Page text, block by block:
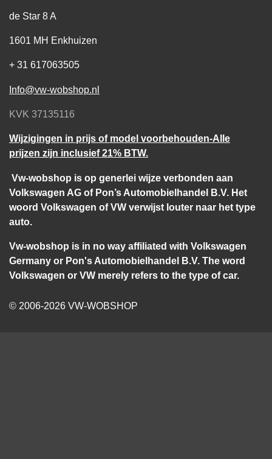
de Star 8 A
1601 MH Enkhuizen
+ 31 617063505
Info@vw-wobshop.nl
KVK 37135116
Wijzigingen in prijs of model voorbehouden-Alle
prijzen zijn inclusief 21% BTW.
Vw-wobshop is op generlei wijze verbonden aan
Volkswagen AG of Pon’s Automobielhandel B.V. Het
woord Volkswagen of VW verwijst louter naar het type
auto.
Vw-wobshop is in no way affiliated with Volkswagen
Germany or Pon's Automobielhandel B.V. The word
Volkswagen or VW merely refers to the type of car.
© 2006-2026 VW-WOBSHOP